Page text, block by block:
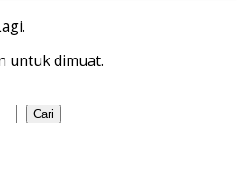
untuk dimuat.
Cari